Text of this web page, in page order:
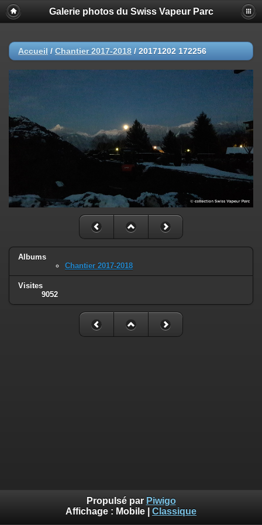
Galerie photos du Swiss Vapeur Parc
Accueil / Chantier 2017-2018 / 20171202 172256
Albums
Chantier 2017-2018
Visites
9052
Propulsé par Piwigo
Affichage : Mobile Classique